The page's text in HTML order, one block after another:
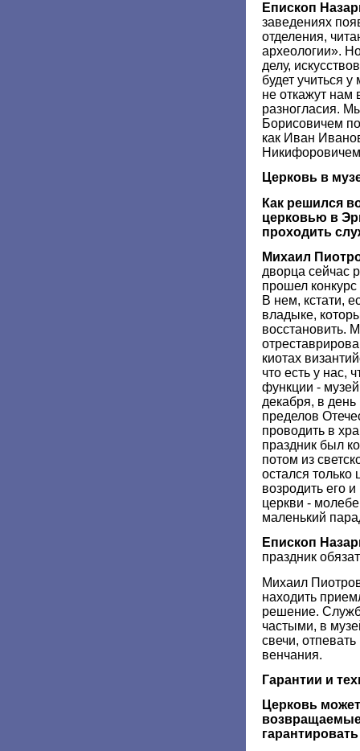
Епископ
заведениях
отделения,
археологии».
делу,
будет учиться
не откажут
разногласия.
Борисовичем
как Иван
Церковь в
Как решился
церковью в
проходить
Михаил
дворца сейчас
прошел
В нем, кстати,
владыке,
восстановить.
киотах
что есть у нас,
функции -
декабря, в день
пределов
проводить в
праздник был
потом из
остался
возродить его
церкви -
маленький
Епископ
праздник
Михаил
находить
решение.
частыми, в
свечи,
венчания.
Гарантии и
Церковь